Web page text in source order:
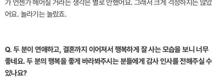
가 언젠가 헤어질 거라는 생각은 별로 안했어요. 그래서 크게 걱정하지는 않았
어요. 놀라기는 놀랐죠.
Q. 두 분이 연애하고, 결혼까지 이어져서 행복하게 잘 사는 모습을 보니 너무
좋네요. 두 분의 행복을 좋게 바라봐주시는 분들에게 감사 인사를 전해주실 수
있나요?